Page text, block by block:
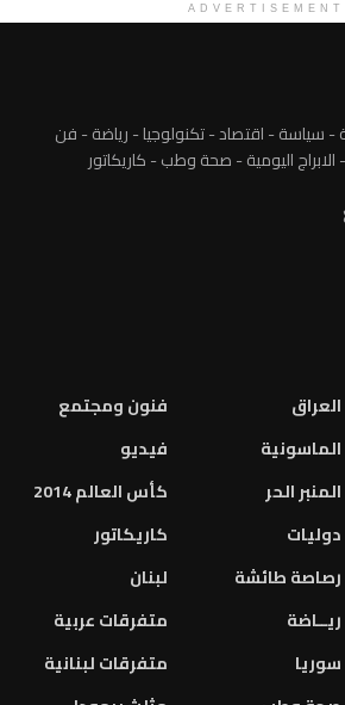
ADVERTISEMENT
- سياسة - اقتصاد - تكنولوجيا - رياضة - فن
اليومية - صحة وطب - كاريكاتور
العراق
الماسونية
المنبر الحر
دوليات
رصاصة طائشة
ريــاضة
سوريا
فنون ومجتمع
فيديو
كأس العالم 2014
كاريكاتور
لبنان
متفرقات عربية
متفرقات لبنانية